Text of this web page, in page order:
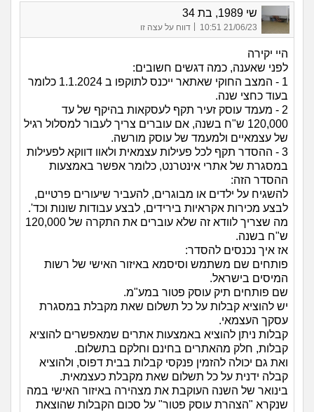
שי 1989, בת 34
21/06/23 10:51 דווח על עצה זו
היי יקירה
לפני שאענה, כמה דגשים חשובים:
1 - המצב החוקי שאתאר ייכנס לתוקפו ב 1.1.2024 כלומר
בעוד כחצי שנה.
2 - מעמד עוסק זעיר תקף לעסקאות בהיקף של עד
120,000 ש"ח בשנה, אם עוברים צריך לעבור למסלול רגיל
של עצמאיים ולמעמד של עוסק מורשה.
3 - ההסדר תקף לכל פעילות עצמאית ולאוו דווקא לפעילות
במסגרת של אתרי אינטרנט, כלומר אפשר באמצעות
ההסדר הזה:
להשגיח על ילדים או מבוגרים, להעביר שיעורים פרטיים,
לבצע מכירות אקראיות בירידים, לבצע עבודות שונות וכד'.
מה שצריך לוודא זה שלא עוברים את התקרה של 120,000
ש"ח בשנה.
אז איך נכנסים להסדר:
פותחים שם משתמש וסיסמא באיזור האישי של רשות
המיסים בישראל.
שם פותחים תיק עוסק פטור במע"מ.
יש להוציא קבלות על כל תשלום שאת מקבלת במסגרת
עסקך העצמאי.
קבלות ניתן להוציא באמצעות אתרים שמאפשרים להוציא
קבלות, חלק מהאתרים בחינם וחלקם בתשלום.
ואת גם יכולה להזמין פנקסי קבלות בבית דפוס, ולהוציא
קבלה ידנית על כל תשלום שאת מקבלת כעצמאית.
בינואר של השנה העוקבת את מצהירה באיזור האישי במה
שנקרא "הצהרת עוסק פטור" על סכום הקבלות שהוצאת